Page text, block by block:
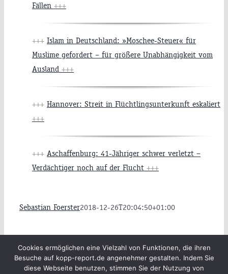
Fällen +++
+++ Islam in Deutschland: »Moschee-Steuer« für
Muslime gefordert – für größere Unabhängigkeit vom
Ausland +++
+++ Hannover: Streit in Flüchtlingsunterkunft eskaliert
+++
+++ Aschaffenburg: 41-Jähriger schwer verletzt –
Verdächtiger noch auf der Flucht +++
Sebastian Foerster2018-12-26T20:04:50+01:00
Beiträge Archiv
Impressum
Newsletter
Kopp Verlag Datenschutzerklärung
Cookies ermöglichen eine Vielzahl von Funktionen, die ihren
Besuche auf kopp-report.de angenehmer gestalten. Indem Sie
diese Webseite benutzen, stimmen Sie der Nutzung von